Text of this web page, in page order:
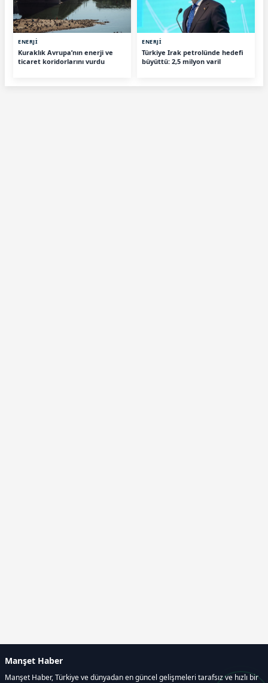
ENERJİ
Kuraklık Avrupa’nın enerji ve
ticaret koridorlarını vurdu
ENERJİ
Türkiye Irak petrolünde hedefi
büyüttü: 2,5 milyon varil
Manşet Haber
Manşet Haber, Türkiye ve dünyadan en güncel gelişmeleri tarafsız ve hızlı bir